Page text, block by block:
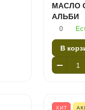
МАСЛО
АЛЬБИ
0
В
ХИТ